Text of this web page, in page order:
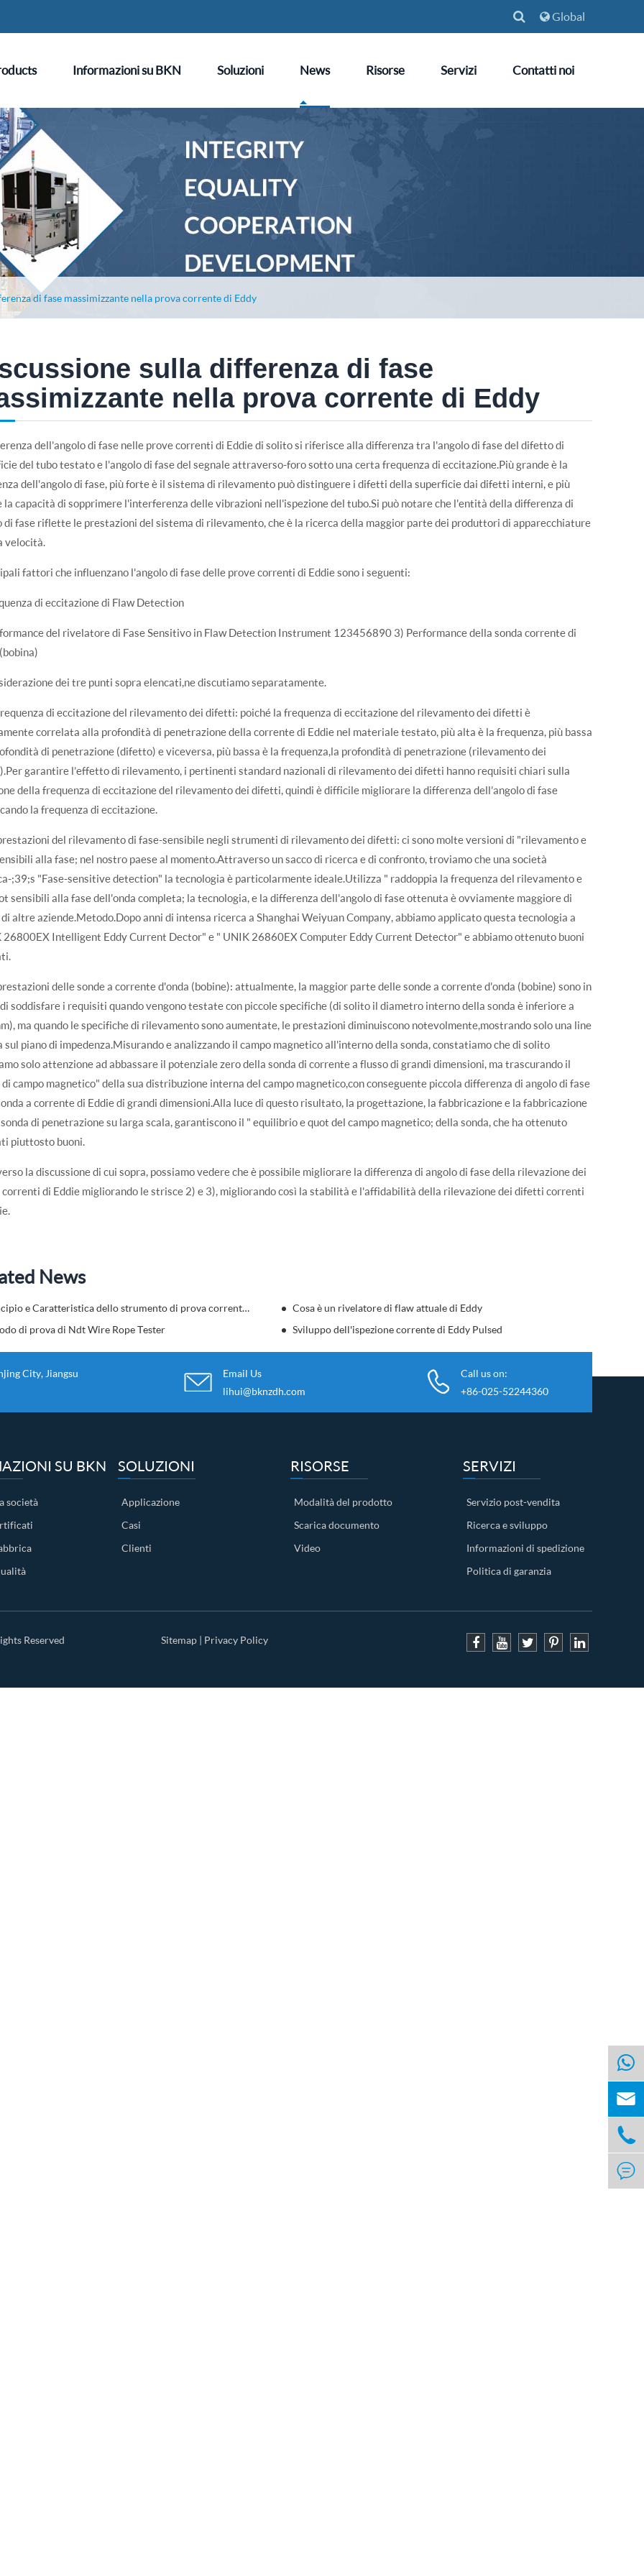
Global
Informazioni su BKN Soluzioni News Risorse Servizi Contatti noi
di fase massimizzante nella prova corrente di Eddy
sulla differenza di fase
nella prova corrente di Eddy
dell'angolo di fase nelle prove correnti di Eddie di solito si riferisce alla differenza tra l'angolo di fase del difetto di
del tubo testato e l'angolo di fase del segnale attraverso-foro sotto una certa frequenza di eccitazione.Più grande è la
dell'angolo di fase, più forte è il sistema di rilevamento può distinguere i difetti della superficie dai difetti interni, e più
la capacità di sopprimere l'interferenza delle vibrazioni nell'ispezione del tubo.Si può notare che l'entità della differenza di
di fase riflette le prestazioni del sistema di rilevamento, che è la ricerca della maggior parte dei produttori di apparecchiature
velocità.
fattori che influenzano l'angolo di fase delle prove correnti di Eddie sono i seguenti:
di eccitazione di Flaw Detection
del rivelatore di Fase Sensitivo in Flaw Detection Instrument 123456890 3) Performance della sonda corrente di
dei tre punti sopra elencati,ne discutiamo separatamente.
di eccitazione del rilevamento dei difetti: poiché la frequenza di eccitazione del rilevamento dei difetti è
correlata alla profondità di penetrazione della corrente di Eddie nel materiale testato, più alta è la frequenza, più bassa
di penetrazione (difetto) e viceversa, più bassa è la frequenza,la profondità di penetrazione (rilevamento dei
garantire l’effetto di rilevamento, i pertinenti standard nazionali di rilevamento dei difetti hanno requisiti chiari sulla
della frequenza di eccitazione del rilevamento dei difetti, quindi è difficile migliorare la differenza dell’angolo di fase
la frequenza di eccitazione.
del rilevamento di fase-sensibile negli strumenti di rilevamento dei difetti: ci sono molte versioni di "rilevamento e
alla fase; nel nostro paese al momento.Attraverso un sacco di ricerca e di confronto, troviamo che una società
;39;s "Fase-sensitive detection" la tecnologia è particolarmente ideale.Utilizza " raddoppia la frequenza del rilevamento e
sensibili alla fase dell'onda completa; la tecnologia, e la differenza dell'angolo di fase ottenuta è ovviamente maggiore di
altre aziende.Metodo.Dopo anni di intensa ricerca a Shanghai Weiyuan Company, abbiamo applicato questa tecnologia a
26800EX Intelligent Eddy Current Dector" e " UNIK 26860EX Computer Eddy Current Detector" e abbiamo ottenuto buoni
delle sonde a corrente d'onda (bobine): attualmente, la maggior parte delle sonde a corrente d'onda (bobine) sono in
soddisfare i requisiti quando vengono testate con piccole specifiche (di solito il diametro interno della sonda è inferiore a
ma quando le specifiche di rilevamento sono aumentate, le prestazioni diminuiscono notevolmente,mostrando solo una line
sul piano di impedenza.Misurando e analizzando il campo magnetico all'interno della sonda, constatiamo che di solito
solo attenzione ad abbassare il potenziale zero della sonda di corrente a flusso di grandi dimensioni, ma trascurando il
di campo magnetico" della sua distribuzione interna del campo magnetico,con conseguente piccola differenza di angolo di fase
a corrente di Eddie di grandi dimensioni.Alla luce di questo risultato, la progettazione, la fabbricazione e la fabbricazione
di penetrazione su larga scala, garantiscono il " equilibrio e quot del campo magnetico; della sonda, che ha ottenuto
piuttosto buoni.
la discussione di cui sopra, possiamo vedere che è possibile migliorare la differenza di angolo di fase della rilevazione dei
di Eddie migliorando le strisce 2) e 3), migliorando così la stabilità e l'affidabilità della rilevazione dei difetti correnti
News
Principio e Caratteristica dello strumento di prova corrente di Eddy
Cosa è un rivelatore di flaw attuale di Eddy
di prova di Ndt Wire Rope Tester
Sviluppo dell'ispezione corrente di Eddy Pulsed
City, Jiangsu
Email Us
lihui@bknzdh.com
Call us on:
+86-025-52244360
SU BKN
società
SOLUZIONI
Applicazione
Casi
Clienti
RISORSE
Modalità del prodotto
Scarica documento
Video
SERVIZI
Servizio post-vendita
Ricerca e sviluppo
Informazioni di spedizione
Politica di garanzia
Reserved Sitemap | Privacy Policy


